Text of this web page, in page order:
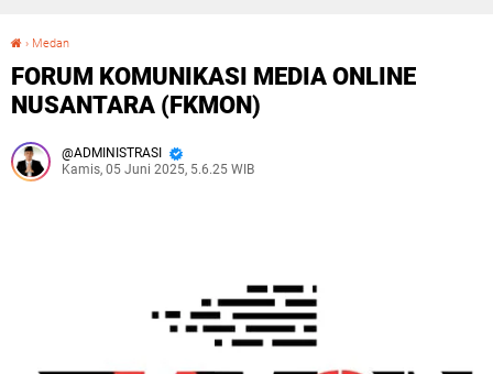
› Medan
FORUM KOMUNIKASI MEDIA ONLINE
NUSANTARA (FKMON)
ADMINISTRASI
Kamis, 05 Juni 2025, 5.6.25 WIB